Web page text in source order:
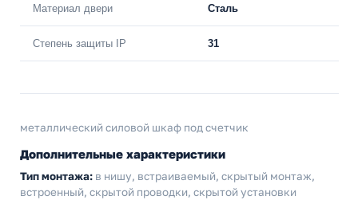
Материал двери Сталь
Степень защиты IP 31
металлический силовой шкаф под счетчик
Дополнительные характеристики
Тип монтажа: в нишу, встраиваемый, скрытый монтаж,
встроенный, скрытой проводки, скрытой установки